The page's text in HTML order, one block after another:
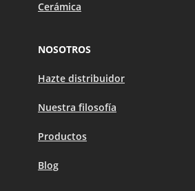
Cerámica
NOSOTROS
Hazte distribuidor
Nuestra filosofía
Productos
Blog